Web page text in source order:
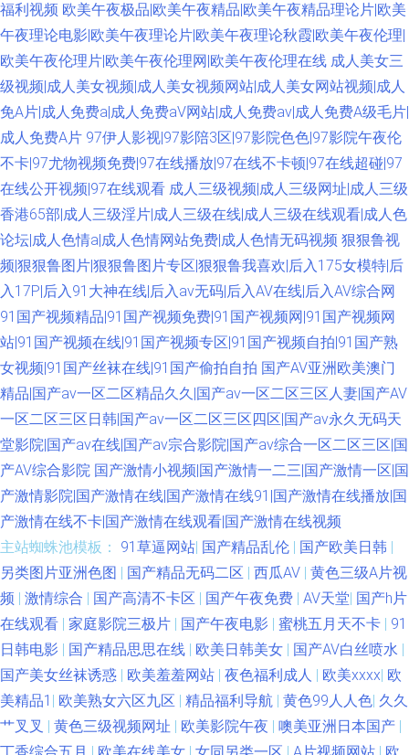
福利视频 欧美午夜极品|欧美午夜精品|欧美午夜精品理论片|欧美
午夜理论电影|欧美午夜理论片|欧美午夜理论秋霞|欧美午夜伦理|
欧美午夜伦理片|欧美午夜伦理网|欧美午夜伦理在线 成人美女三
级视频|成人美女视频|成人美女视频网站|成人美女网站视频|成人
免A片|成人免费a|成人免费aⅤ网站|成人免费av|成人免费A级毛片|
成人免费A片 97伊人影视|97影陪3区|97影院色色|97影院午夜伦
不卡|97尤物视频免费|97在线播放|97在线不卡顿|97在线超碰|97
在线公开视频|97在线观看 成人三级视频|成人三级网址|成人三级
香港65部|成人三级淫片|成人三级在线|成人三级在线观看|成人色
论坛|成人色情a|成人色情网站免费|成人色情无码视频 狠狠鲁视
频|狠狠鲁图片|狠狠鲁图片专区|狠狠鲁我喜欢|后入175女模特|后
入17P|后入91大神在线|后入av无码|后入AV在线|后入AV综合网
91国产视频精品|91国产视频免费|91国产视频网|91国产视频网
站|91国产视频在线|91国产视频专区|91国产视频自拍|91国产熟
女视频|91国产丝袜在线|91国产偷拍自拍 国产AV亚洲欧美澳门
精品|国产av一区二区精品久久|国产av一区二区三区人妻|国产AV
一区二区三区日韩|国产av一区二区三区四区|国产av永久无码天
堂影院|国产av在线|国产av宗合影院|国产av综合一区二区三区|国
产AV综合影院 国产激情小视频|国产激情一二三|国产激情一区|国
产激情影院|国产激情在线|国产激情在线91|国产激情在线播放|国
产激情在线不卡|国产激情在线观看|国产激情在线视频
主站蜘蛛池模板： 91草逼网站| 国产精品乱伦 | 国产欧美日韩 |
另类图片亚洲色图 | 国产精品无码二区 | 西瓜AV | 黄色三级A片视
频 | 激情综合 | 国产高清不卡区 | 国产午夜免费 | AV天堂| 国产h片
在线观看 | 家庭影院三极片 | 国产午夜电影 | 蜜桃五月天不卡 | 91
日韩电影 | 国产精品思思在线 | 欧美日韩美女 | 国产AV白丝喷水 |
国产美女丝袜诱惑 | 欧美羞羞网站 | 夜色福利成人 | 欧美xxxx| 欧
美精品1 | 欧美熟女六区九区 | 精品福利导航 | 黄色99人人色| 久久
艹叉叉 | 黄色三级视频网址 | 欧美影院午夜 | 噢美亚洲日本国产 |